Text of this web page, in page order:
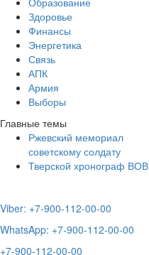
Здоровье
Финансы
Энергетика
Связь
АПК
Армия
Выборы
Главные темы
Ржевский мемориал
советскому солдату
Тверской хронограф ВОВ
Viber: +7-900-112-00-00
WhatsApp: +7-900-112-00-00
+7-900-112-00-00